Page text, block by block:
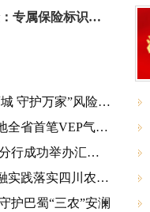
德阳人保财险：专属保险标识擦亮野生菌信用招牌
风险防控科创专场活动
首笔VEP气候贷款
率风险中性宣传会
农业千亿产业链部署
护巴蜀“三农”安澜




